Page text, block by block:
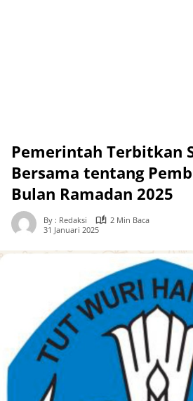
Pemerintah Terbitkan
Bersama tentang
Bulan Ramadan 2025
By : Redaksi
2 Min Baca
31 Januari 2025